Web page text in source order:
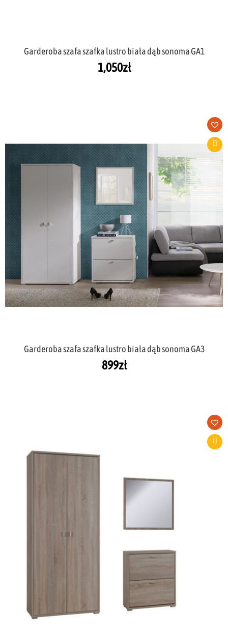
Garderoba szafa szafka lustro biała dąb sonoma GA1
1,050zł
Garderoba szafa szafka lustro biała dąb sonoma GA3
899zł